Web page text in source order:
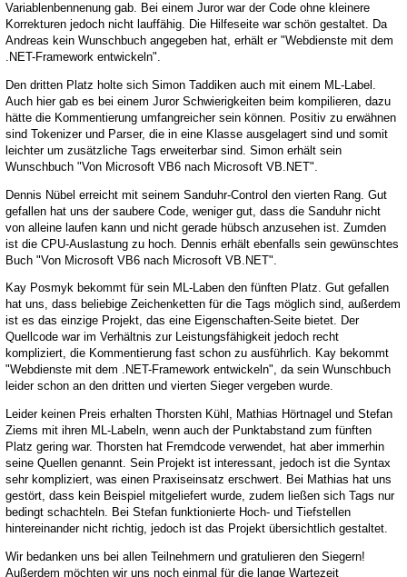
Variablenbennenung gab. Bei einem Juror war der Code ohne kleinere
Korrekturen jedoch nicht lauffähig. Die Hilfeseite war schön gestaltet. Da
Andreas kein Wunschbuch angegeben hat, erhält er "Webdienste mit dem
.NET-Framework entwickeln".
Den dritten Platz holte sich Simon Taddiken auch mit einem ML-Label.
Auch hier gab es bei einem Juror Schwierigkeiten beim kompilieren, dazu
hätte die Kommentierung umfangreicher sein können. Positiv zu erwähnen
sind Tokenizer und Parser, die in eine Klasse ausgelagert sind und somit
leichter um zusätzliche Tags erweiterbar sind. Simon erhält sein
Wunschbuch "Von Microsoft VB6 nach Microsoft VB.NET".
Dennis Nübel erreicht mit seinem Sanduhr-Control den vierten Rang. Gut
gefallen hat uns der saubere Code, weniger gut, dass die Sanduhr nicht
von alleine laufen kann und nicht gerade hübsch anzusehen ist. Zumden
ist die CPU-Auslastung zu hoch. Dennis erhält ebenfalls sein gewünschtes
Buch "Von Microsoft VB6 nach Microsoft VB.NET".
Kay Posmyk bekommt für sein ML-Laben den fünften Platz. Gut gefallen
hat uns, dass beliebige Zeichenketten für die Tags möglich sind, außerdem
ist es das einzige Projekt, das eine Eigenschaften-Seite bietet. Der
Quellcode war im Verhältnis zur Leistungsfähigkeit jedoch recht
kompliziert, die Kommentierung fast schon zu ausführlich. Kay bekommt
"Webdienste mit dem .NET-Framework entwickeln", da sein Wunschbuch
leider schon an den dritten und vierten Sieger vergeben wurde.
Leider keinen Preis erhalten Thorsten Kühl, Mathias Hörtnagel und Stefan
Ziems mit ihren ML-Labeln, wenn auch der Punktabstand zum fünften
Platz gering war. Thorsten hat Fremdcode verwendet, hat aber immerhin
seine Quellen genannt. Sein Projekt ist interessant, jedoch ist die Syntax
sehr kompliziert, was einen Praxiseinsatz erschwert. Bei Mathias hat uns
gestört, dass kein Beispiel mitgeliefert wurde, zudem ließen sich Tags nur
bedingt schachteln. Bei Stefan funktionierte Hoch- und Tiefstellen
hintereinander nicht richtig, jedoch ist das Projekt übersichtlich gestaltet.
Wir bedanken uns bei allen Teilnehmern und gratulieren den Siegern!
Außerdem möchten wir uns noch einmal für die lange Wartezeit